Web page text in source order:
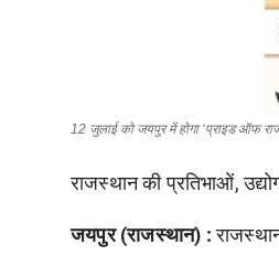
12 जुलाई को जयपुर में होगा ‘प्राइड ऑफ
राजस्थान की प्रतिभाओं,
जयपुर(राजस्थान) :